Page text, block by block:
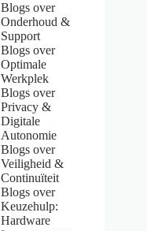
Blogs over
Onderhoud &
Support
Blogs over
Optimale
Werkplek
Blogs over
Privacy &
Digitale
Autonomie
Blogs over
Veiligheid &
Continuïteit
Blogs over
Keuzehulp:
Hardware